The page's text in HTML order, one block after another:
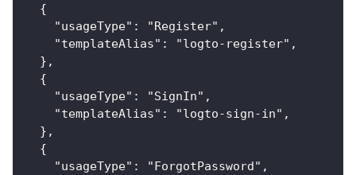
  {
    "usageType": "Register",
    "templateAlias": "logto-register",
  },
  {
    "usageType": "SignIn",
    "templateAlias": "logto-sign-in",
  },
  {
    "usageType": "ForgotPassword",